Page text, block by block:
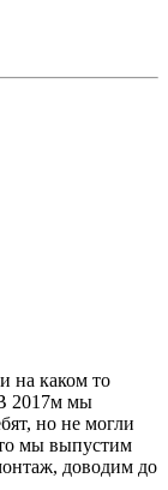
на каком то
2017м мы
но не могли
мы выпустим
доводим до